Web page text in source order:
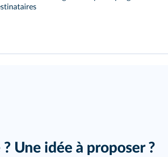
Une idée à proposer ?